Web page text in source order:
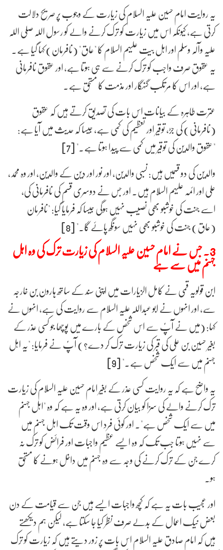
یہ روایت امام حسین علیہ السلام کی زیارت کے وجوب پر صریح دلالت
کرتی ہے، کیونکہ اس میں زیارت کو ترک کرنے والے کو رسول اللہ صلی اللہ
علیہ وآلہ وسلم اور اہل بیت علیہم السلام کا "عاق" (نافرمان) کہا گیا ہے۔
یہ عقوق صرف واجب کو ترک کرنے سے ہی ہوتا ہے، اور عقوق نافرمانی
ہے، اور اس کا مرتکب گنہگار اور مذمت کا مستحق ہے۔
عترت طاہرہ کے بیانات اس بات کی تصدیق کرتے ہیں کہ عقوق
(نافرمانی) کی جڑ، توقیر اور تعظیم کی کمی ہے، جیسا کہ حدیث میں آیا ہے:
"عقوق والدین کی توقیر میں کمی سے پیدا ہوتا ہے۔" [7]
والدین کی دو قسمیں ہیں: نسبی والدین، اور نور اور دین کے والدین، اور وہ محمد،
علی اور ائمہ علیہم السلام ہیں۔ اور جس نے دوسری قسم کی نافرمانی کی،
اسے جنت کی خوشبو بھی نصیب نہیں ہوگی جیسا کہ فرمایا گیا: "نافرمان
(عاق) جنت کی خوشبو بھی نہیں سونگھ پائے گا۔" [8]
3. جس نے امام حسین علیہ السلام کی زیارت ترک کی وہ اہل
جہنم میں سے ہے
ابن قولویہ قمی نے کامل الزیارات میں اپنی سند کے ساتھ ہارون بن خارجہ
سے، اور انہوں نے ابو عبداللہ علیہ السلام سے روایت کی ہے، انہوں نے
کہا: (میں نے آپؑ سے اس شخص کے بارے میں پوچھا جو کسی عذر کے
بغیر حسین بن علی کی قبر کی زیارت ترک کر دے؟) آپؑ نے فرمایا: "یہ اہل
جہنم میں سے ایک شخص ہے۔" [9]
یہ واضح ہے کہ یہ روایت کسی عذر کے بغیر امام حسین علیہ السلام کی زیارت
ترک کرنے والے کی سزا کو بیان کرتی ہے، اور وہ یہ ہے کہ وہ "اہل جہنم
میں سے ایک شخص ہے"۔ اور کوئی فرد اس وقت تک اہل جہنم میں
سے نہیں ہوتا جب تک کہ وہ ایسے عظیم واجبات اور فرائض کو ترک نہ
کرے جن کے ترک کرنے کی وجہ سے وہ جہنم میں داخل ہونے کا مستحق
ہو۔
اور عجیب بات یہ ہے کہ کچھ واجبات ایسے ہیں جن سے قیامت کے دن
بعض نیک اعمال کے بدلے صرف نظر کیا جا سکتا ہے، لیکن ہم دیکھتے
ہیں کہ امام صادق علیہ السلام اس بات پر زور دیتے ہیں کہ زیارت کو ترک